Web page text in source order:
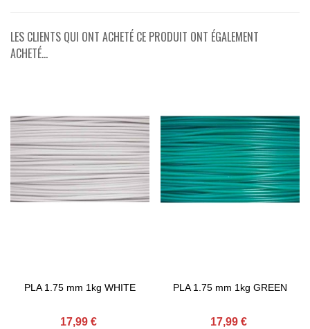
LES CLIENTS QUI ONT ACHETÉ CE PRODUIT ONT ÉGALEMENT
ACHETÉ...
PLA 1.75 mm 1kg WHITE
17,99 €
PLA 1.75 mm 1kg GREEN
17,99 €